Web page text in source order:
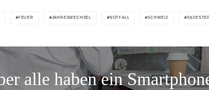
FEUER JAHRESWECHSEL NOTFALL SCHWEIZ
alle haben ein